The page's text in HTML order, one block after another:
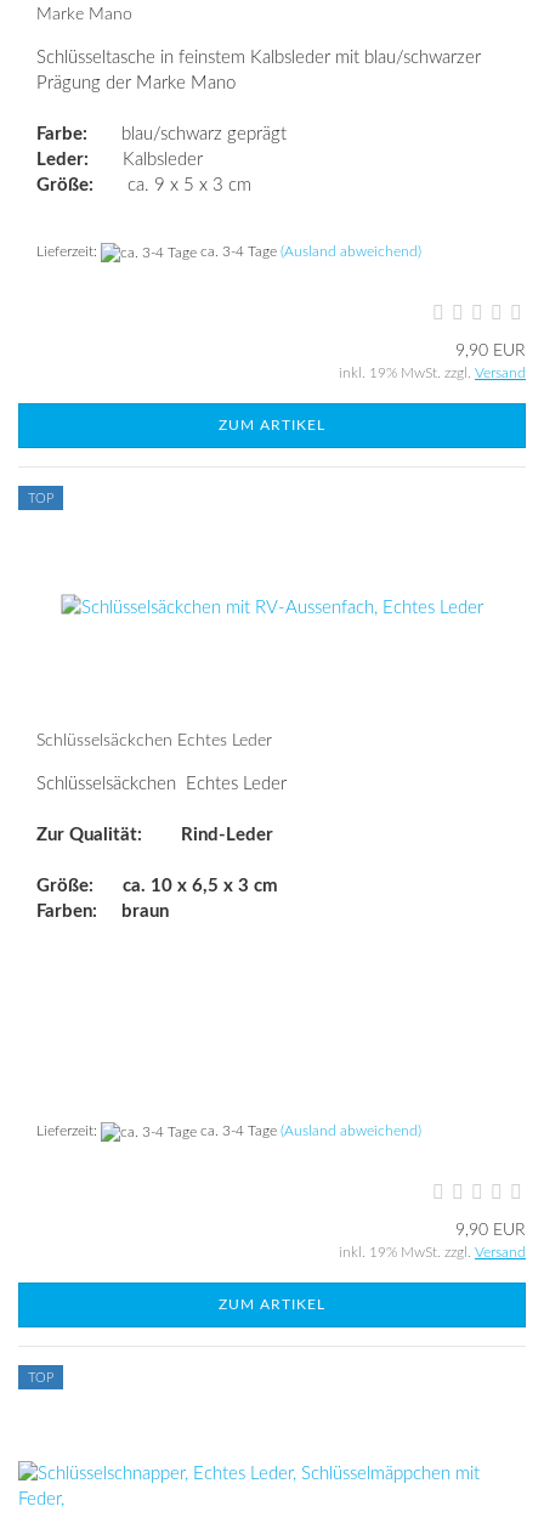
Marke Mano
Schlüsseltasche in feinstem Kalbsleder mit blau/schwarzer
Prägung der Marke Mano
Farbe: blau/schwarz geprägt
Leder: Kalbsleder
Größe: ca. 9 x 5 x 3 cm
Lieferzeit: ca. 3-4 Tage (Ausland abweichend)
9,90 EUR
inkl. 19% MwSt. zzgl. Versand
ZUM ARTIKEL
TOP
Schlüsselsäckchen Echtes Leder
Schlüsselsäckchen Echtes Leder
Zur Qualität: Rind-Leder
Größe: ca. 10 x 6,5 x 3 cm
Farben: braun
Lieferzeit: ca. 3-4 Tage (Ausland abweichend)
9,90 EUR
inkl. 19% MwSt. zzgl. Versand
ZUM ARTIKEL
TOP